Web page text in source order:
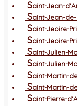
Saint-Jean-
Saint-Jean-
Saint-Jeoire-
Saint-Jeoire-
Saint-Julien-
Saint-Julien-
Saint-Martin-
Saint-Martin-
Saint-Pierre-